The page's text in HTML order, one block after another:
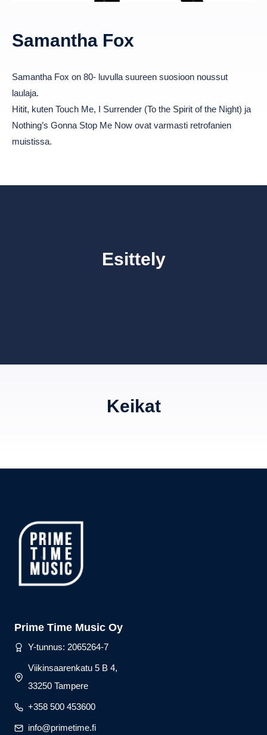
Samantha Fox
Samantha Fox on 80- luvulla suureen suosioon noussut
laulaja.
Hitit, kuten Touch Me, I Surrender (To the Spirit of the Night) ja
Nothing’s Gonna Stop Me Now ovat varmasti retrofanien
muistissa.
Esittely
Keikat
Prime Time Music Oy
Y-tunnus: 2065264-7
Viikinsaarenkatu 5 B 4,
33250 Tampere
+358 500 453600
info@primetime.fi